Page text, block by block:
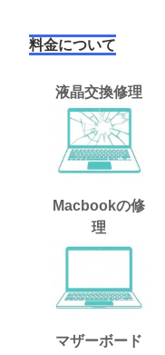
料金について
液晶交換修理
Macbookの修
理
マザーボード